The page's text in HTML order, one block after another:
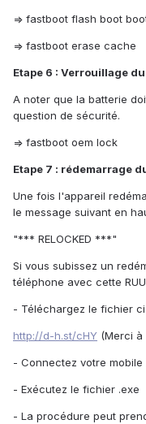
=> fastboot flash boot
=> fastboot erase cache
Etape 6 : Verrouillage
A noter que la batterie
question de sécurité.
=> fastboot oem lock
Etape 7 : rédemarrage
Une fois l'appareil
le message suivant en
"*** RELOCKED ***"
Si vous subissez un
téléphone avec cette
- Téléchargez le fichier
http://d-h.st/cHY (Merci à
- Connectez votre
- Exécutez le fichier .exe
- La procédure peut